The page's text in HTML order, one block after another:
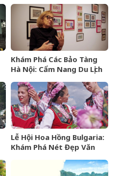
Khám Phá Các Bảo Tàng
Hà Nội: Cẩm Nang Du Lịch
Lễ Hội Hoa Hồng Bulgaria:
Khám Phá Nét Đẹp Văn